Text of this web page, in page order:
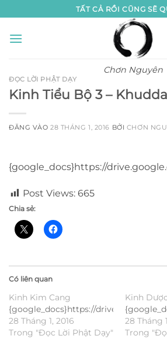
qua
nội
TẤT CẢ RỒI CŨNG SẼ
Chơn Nguyên
ĐỌC LỜI PHẬT DẠY
Kinh Tiểu Bộ 3 –
ĐĂNG VÀO28 THÁNG 1, 2016 BỞI CHƠN
{google_docs}https://
Post Views: 665
Chia sẻ:
Có liên quan
Kinh Kim Cang
{google_docs}https://
28 Tháng 1, 2016
Trong "Đọc Lời Phật Dạy"
Kinh
28 Tháng
Trong